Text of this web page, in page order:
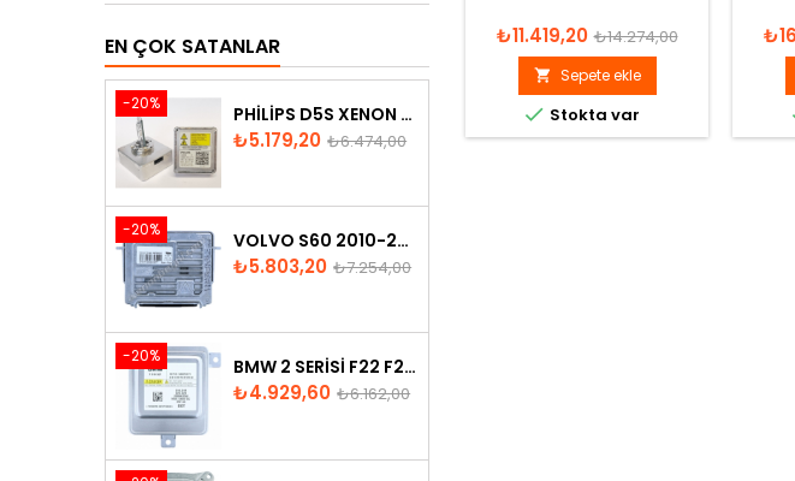
EN ÇOK SATANLAR
-20% PHILIPS D5S XENON AMPUL
Fiyat
₺5.179,20 Normal
₺6.474,00
-20% VOLVO S60 2010-2018 XENON FAR BEYNI 31297942
Fiyat
₺5.803,20 Normal
₺7.254,00
-20% BMW 2 SERISI F22 F23 2013-2016 XENON FAR BEYNI 7318327
Fiyat
₺4.929,60 Normal
₺6.162,00
Fiyat
₺11.419,20 Normal
fiyat
₺14.274,00
 Sepete ekle
 Stokta var